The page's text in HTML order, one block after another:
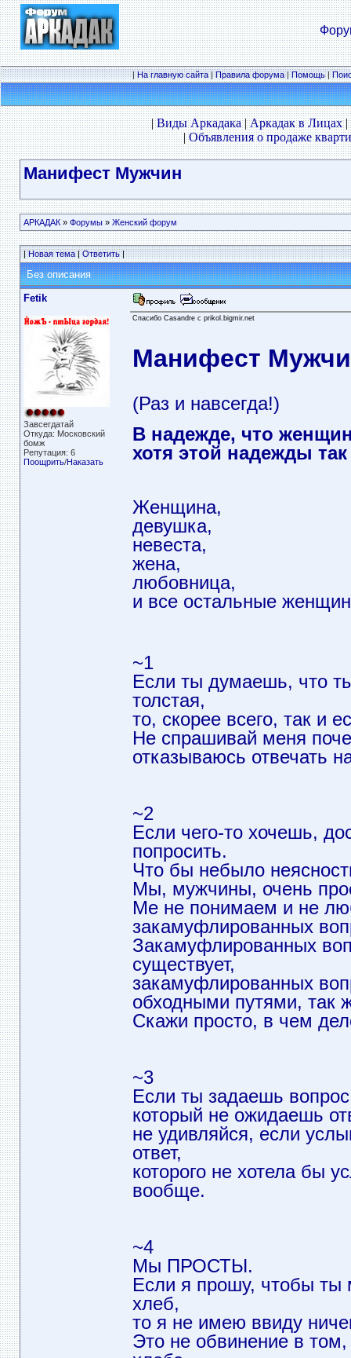
|На главную сайта|Правила форума|Помощь|
|Виды Аркадака|Аркадак в Лицах|
|Объявления о продаже
Манифест Мужчин
АРКАДАК» Форумы» Женский форум
|Новая тема|Ответить|
Без описания
Fetik
Завсегдатай
Откуда: Московский
бомж
Репутация: 6
Поощрить/Наказать
Спасибо Casandrе с prikol.bigmir.net
Манифест
(Раз и навсегда!)
В надежде, что
хотя этой надежды
Женщина,
девушка,
невеста,
жена,
любовница,
и все остальные
~1
Если ты думаешь, что
толстая,
то, скорее всего, так и
Не спрашивай меня
отказываюсь отвечать
~2
Если чего-то хочешь,
попросить.
Что бы небыло
Мы, мужчины, очень
Ме не понимаем и не
закамуфлированных
Закамуфлированных
существует,
закамуфлированных
обходными путями, так
Скажи просто, в чем
~3
Если ты задаешь
который не ожидаешь
не удивляйся, если
ответ,
которого не хотела бы
вообще.
~4
Мы ПРОСТЫ.
Если я прошу, чтобы ты
хлеб,
то я не имею ввиду
Это не обвинение в том,